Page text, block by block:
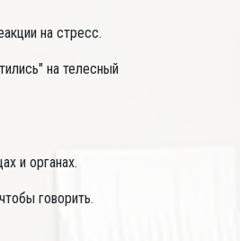
на стресс.
на телесный
и органах.
говорить.